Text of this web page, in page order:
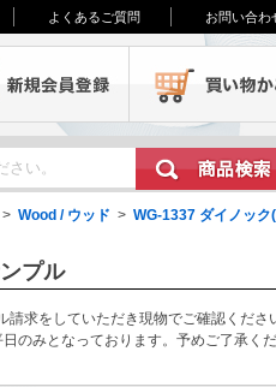
よくあるご質問 お問い合わ
> Wood / ウッド > WG-1337 ダイノック
プル
求をしていただき現物でご確認くださ
のみとなっております。予めご了承く